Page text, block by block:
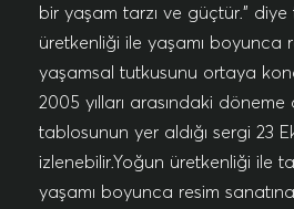
bir yaşam tarzı ve güçtür.”
üretkenliği ile yaşamı boyunca
yaşamsal tutkusunu ortaya
2005 yılları arasındaki
tablosunun yer aldığı sergi 23
izlenebilir.Yoğun üretkenliği ile
yaşamı boyunca resim